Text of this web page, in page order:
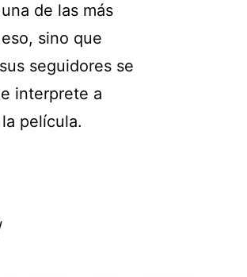
de las más
sino que
seguidores se
interprete a
película.